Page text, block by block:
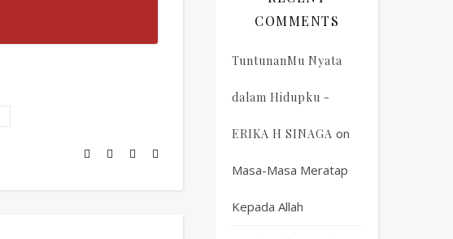
COMMENTS
TuntunanMu Nyata
dalam Hidupku -
ERIKA H SINAGA on
Masa-Masa Meratap
Kepada Allah